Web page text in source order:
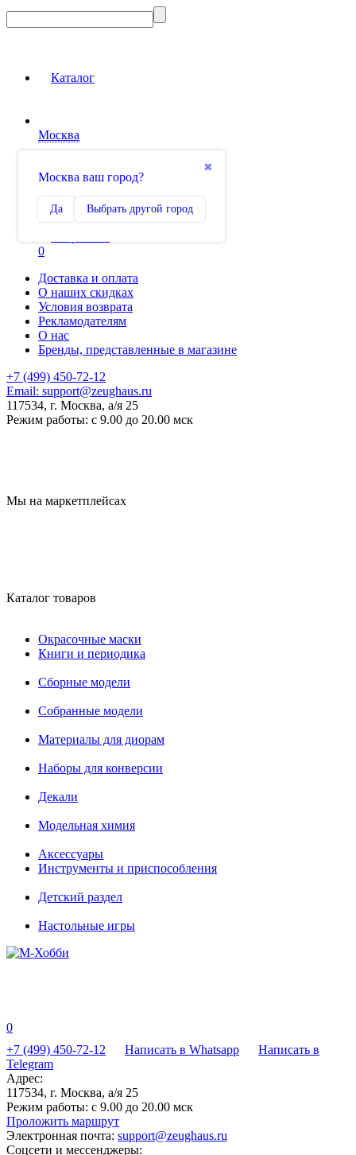
Каталог
Москва
✖
Москва ваш город?
Да Выбрать другой город
Сравнение
0
Доставка и оплата
О наших скидках
Условия возврата
Рекламодателям
О нас
Бренды, представленные в магазине
+7 (499) 450-72-12
Email: support@zeughaus.ru
117534, г. Москва, а/я 25
Режим работы: с 9.00 до 20.00 мск
Мы на маркетплейсах
Каталог товаров
Окрасочные маски
Книги и периодика
Сборные модели
Собранные модели
Материалы для диорам
Наборы для конверсии
Декали
Модельная химия
Аксессуары
Инструменты и приспособления
Детский раздел
Настольные игры
0
+7 (499) 450-72-12
Написать в Whatsapp
Написать в
Telegram
Адрес:
117534, г. Москва, а/я 25
Режим работы: с 9.00 до 20.00 мск
Проложить маршрут
Электронная почта: support@zeughaus.ru
Соцсети и мессенджеры: